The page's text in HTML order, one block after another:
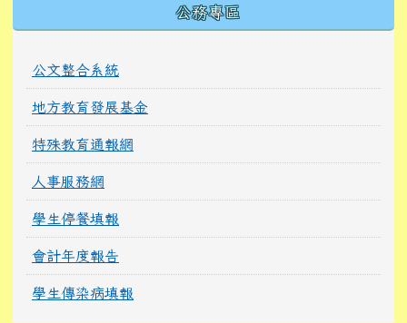
公務專區
公文整合系統
地方教育發展基金
特殊教育通報網
人事服務網
學生停餐填報
會計年度報告
學生傳染病填報